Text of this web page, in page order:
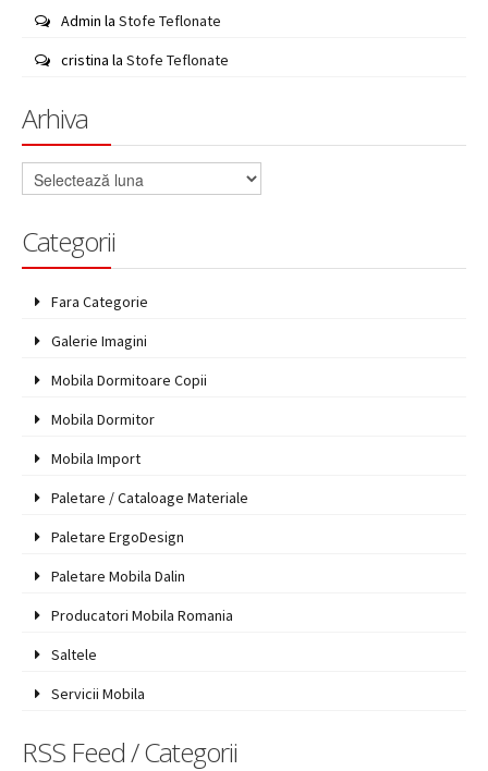
Admin laStofe Teflonate
cristina laStofe Teflonate
Arhiva
Arhiva
Categorii
Fara Categorie
Galerie Imagini
Mobila Dormitoare Copii
Mobila Dormitor
Mobila Import
Paletare / Cataloage Materiale
Paletare ErgoDesign
Paletare Mobila Dalin
Producatori Mobila Romania
Saltele
Servicii Mobila
RSS Feed / Categorii